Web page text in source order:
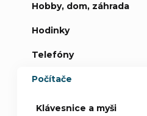
Hobby, dom, záhrada
Hodinky
Telefóny
Počítače
Klávesnice a myši